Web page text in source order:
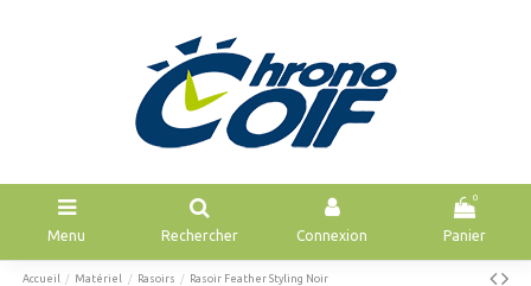
Menu Rechercher Connexion
0
Panier
Accueil Matériel Rasoirs Rasoir Feather Styling Noir